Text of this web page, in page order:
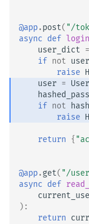
@app.post( "/
async def login
user_dict =
if not
raise
user =
if not
raise
return {
@app.get( "/
async def
):
return